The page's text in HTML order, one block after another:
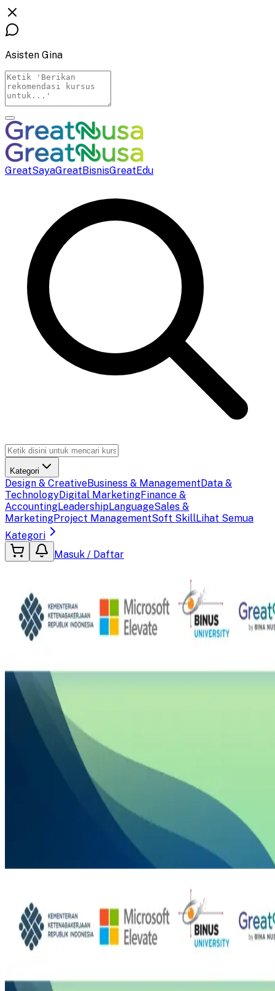
Asisten Gina
GreatSayaGreatBisnisGreatEdu
Kategori
Design & CreativeBusiness & ManagementData &
TechnologyDigital MarketingFinance &
AccountingLeadershipLanguageSales &
MarketingProject ManagementSoft SkillLihat Semua
Kategori
Masuk / Daftar